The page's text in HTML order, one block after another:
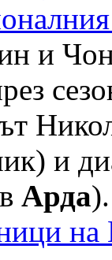
и
и
Арда).
на